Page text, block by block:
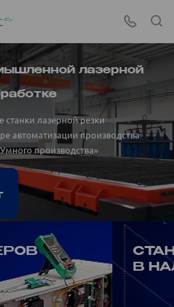
лазерной
лазерной резки
автоматизации производства
производства»
В